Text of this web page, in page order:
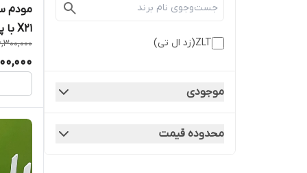
ZLT(زد ال تی)
موجودی
محدوده قیمت
X21 با پشتیبانی از 5G